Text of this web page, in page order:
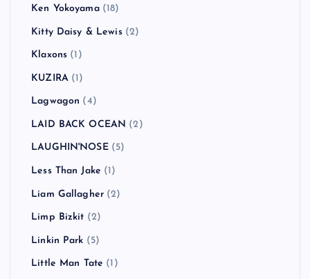
Ken Yokoyama(18)
Kitty Daisy & Lewis(2)
Klaxons (1)
KUZIRA(1)
Lagwagon (4)
LAID BACK OCEAN (2)
LAUGHIN'NOSE(5)
Less Than Jake (1)
Liam Gallagher (2)
Limp Bizkit (2)
Linkin Park (5)
Little Man Tate (1)